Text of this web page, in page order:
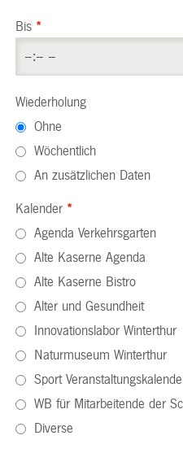
Bis *
Wiederholung
Ohne
Wöchentlich
An zusätzlichen Daten
Kalender *
Agenda Verkehrsgarten
Alte Kaserne Agenda
Alte Kaserne Bistro
Alter und Gesundheit
Innovationslabor Winterthur
Naturmuseum Winterthur
Sport
WB für Mitarbeitende der
Diverse